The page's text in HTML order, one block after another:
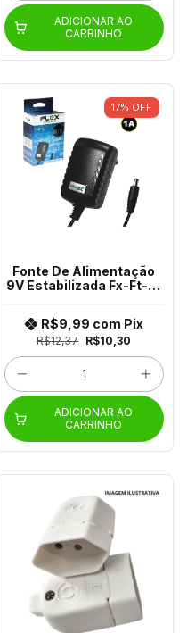
ADICIONAR AO
CARRINHO
17% OFF
Fonte De Alimentação
9V Estabilizada Fx-Ft-01
R$12,37 R$10,30
R$9,99 com Pix
ADICIONAR AO
CARRINHO